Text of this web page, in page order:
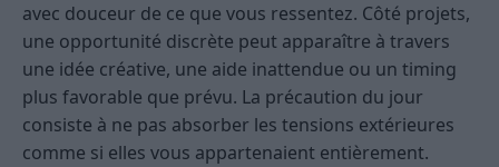
avec douceur de ce que vous ressentez. Côté projets,
une opportunité discrète peut apparaître à travers
une idée créative, une aide inattendue ou un timing
plus favorable que prévu. La précaution du jour
consiste à ne pas absorber les tensions extérieures
comme si elles vous appartenaient entièrement.